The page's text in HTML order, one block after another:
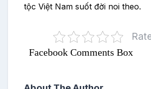
tộc Việt Nam suốt đời noi theo.
Facebook Comments Box